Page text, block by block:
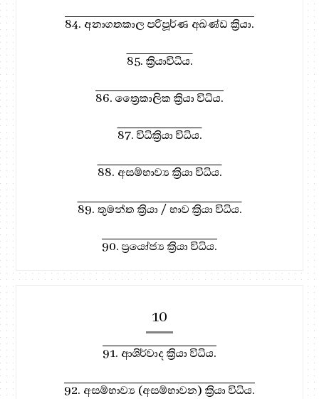
84. අනාගතකාල පරිපූර්ණ අඛණ්ඩ ක්‍රියා.
85. ක්‍රියාවිධිය.
86. ත්‍රෛකාලික ක්‍රියා විධිය.
87. විධික්‍රියා විධිය.
88. අසම්භාව්‍ය ක්‍රියා විධිය.
89. තුමන්ත ක්‍රියා / භාව ක්‍රියා විධිය.
90. ප්‍රයෝජ්‍ය ක්‍රියා විධිය.
10
91. ආශිර්වාද ක්‍රියා විධිය.
92. අසම්භාව්‍ය (අසම්භාවන) ක්‍රියා විධිය.